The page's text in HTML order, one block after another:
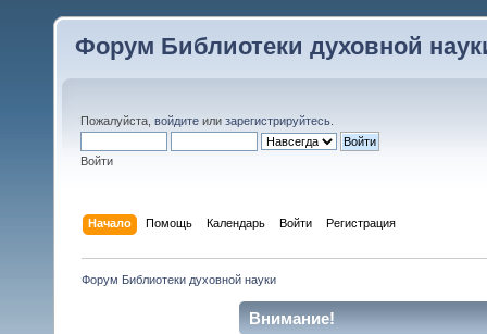
Форум Библиотеки духовной
Пожалуйста, войдите или зарегистрируйтесь
Войти
Начало Помощь Календарь Войти Регистрация
Форум Библиотеки духовной науки
Внимание!